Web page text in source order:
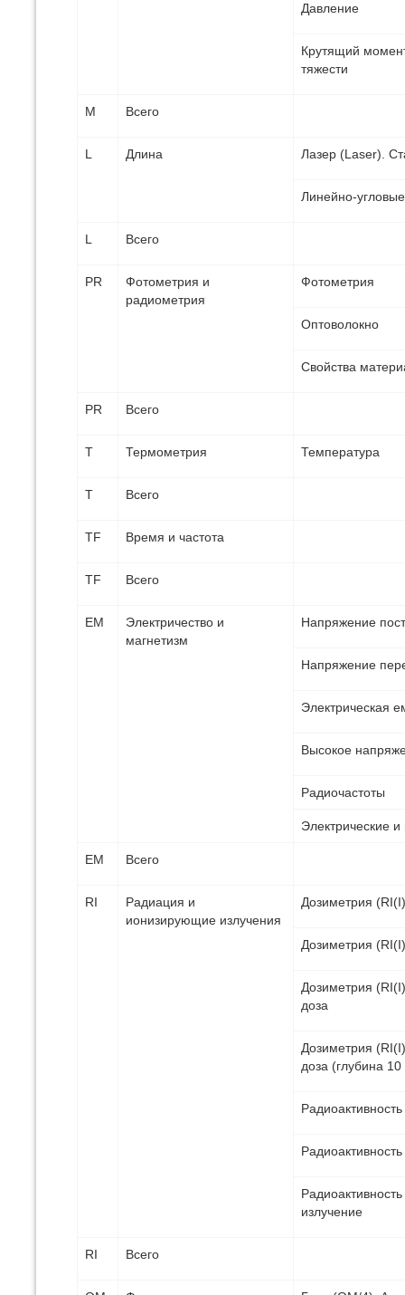
Давление
Крутящий
тяжести
М Всего
L Длина Лазер (Laser).
Линейно-
L Всего
PR
Фотометрия и
радиометрия
Фотометрия
Оптоволокно
Свойства
PR Всего
T Термометрия Температура
Т Всего
TF Время и частота
ТF Всего
EM
Электричество и
магнетизм
Напряжение
Напряжение
Электрическая
Высокое
Радиочастоты
Электрические
EM Всего
RI
Радиация и
ионизирующие излучения
Дозиметрия
Дозиметрия
Дозиметрия
доза
Дозиметрия
доза (глубина
излучение
RI Всего